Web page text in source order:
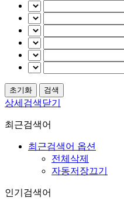
상세검색닫기
최근검색어
최근검색어 옵션
전체삭제
자동저장끄기
인기검색어